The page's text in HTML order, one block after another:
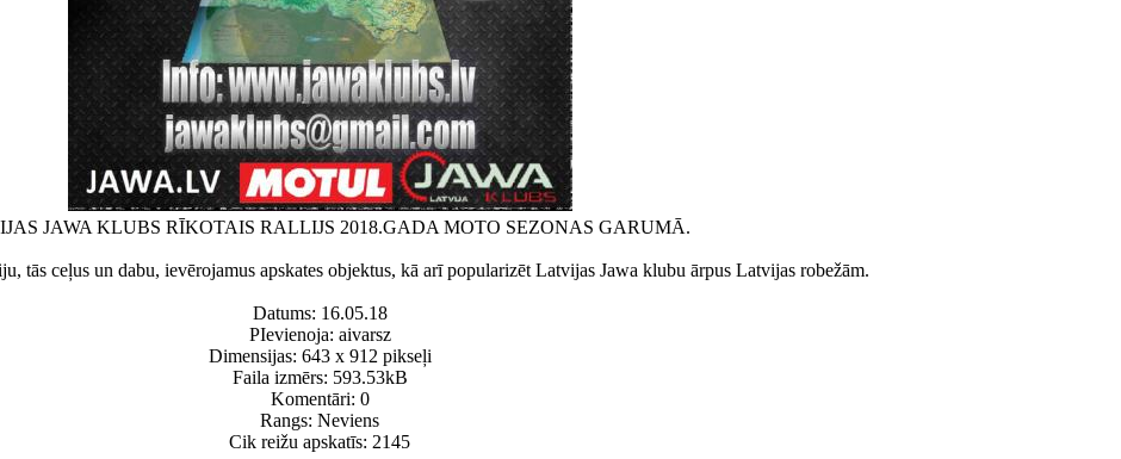
JAWA KLUBS RĪKOTAIS RALLIJS 2018.GADA MOTO SEZONAS GARUMĀ.
tās ceļus un dabu, ievērojamus apskates objektus, kā arī popularizēt Latvijas Jawa klubu ārpus Latvijas robežām.
Datums: 16.05.18
PIevienoja: aivarsz
Dimensijas: 643 x 912 pikseļi
Faila izmērs: 593.53kB
Komentāri: 0
Rangs: Neviens
Cik reižu apskatīs: 2145